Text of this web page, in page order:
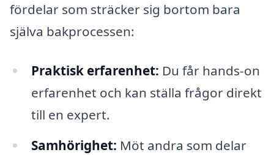
fördelar som sträcker sig bortom bara
själva bakprocessen:
Praktisk erfarenhet: Du får hands-on
erfarenhet och kan ställa frågor direkt
till en expert.
Samhörighet: Möt andra som delar